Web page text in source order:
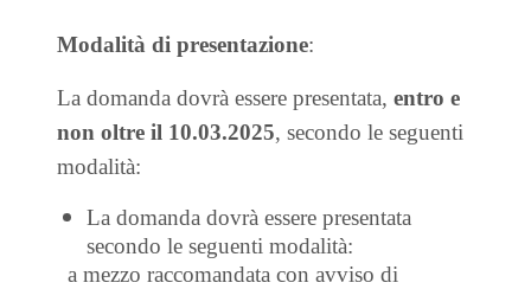
Modalità di presentazione:
La domanda dovrà essere presentata, entro e
non oltre il 10.03.2025, secondo le seguenti
modalità:
La domanda dovrà essere presentata
secondo le seguenti modalità:
a mezzo raccomandata con avviso di